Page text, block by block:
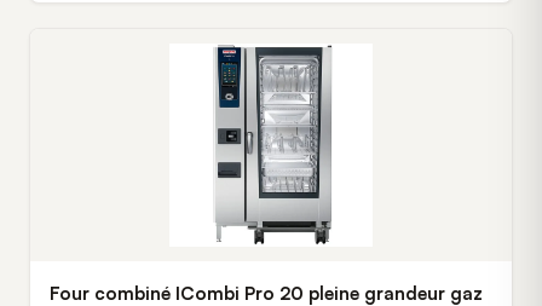
Four combiné ICombi Pro 20 pleine grandeur gaz